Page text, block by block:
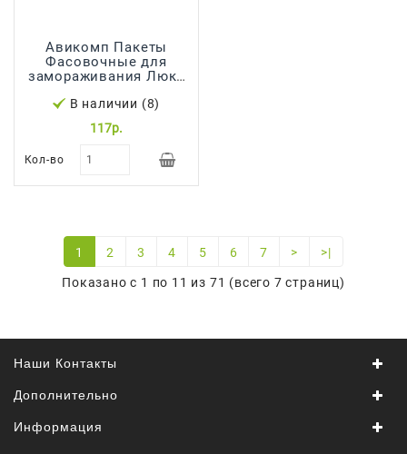
Авикомп Пакеты
Фасовочные для
замораживания Люкс
В наличии (8)
117р.
Кол-во
1 2 3 4 5 6 7 > >|
Показано с 1 по 11 из 71 (всего 7 страниц)
Наши Контакты
Дополнительно
Информация